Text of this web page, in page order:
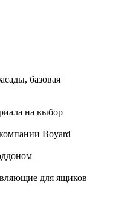
базовая
на выбор
Boyard
для ящиков